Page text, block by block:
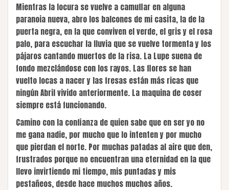
Mientras la locura se vuelve a camuflar en alguna
paranoia nueva, abro los balcones de mi casita, la de la
puerta negra, en la que conviven el verde, el gris y el rosa
palo, para escuchar la lluvia que se vuelve tormenta y los
pájaros cantando muertos de la risa. La Lupe suena de
fondo mezclándose con los rayos. Las flores se han
vuelto locas a nacer y las fresas están más ricas que
ningún Abril vivido anteriormente. La maquina de coser
siempre está funcionando.
Camino con la confianza de quien sabe que en ser yo no
me gana nadie, por mucho que lo intenten y por mucho
que pierdan el norte. Por muchas patadas al aire que den,
frustrados porque no encuentran una eternidad en la que
llevo invirtiendo mi tiempo, mis puntadas y mis
pestañeos, desde hace muchos muchos años.